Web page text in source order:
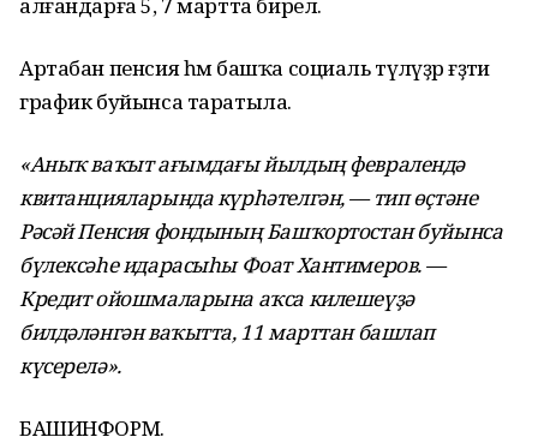
Артабан пенсия һәм башҡа социаль түләүҙәр ғәҙәти
график буйынса таратыла.
«Аныҡ ваҡыт ағымдағы йылдың февралендә
квитанцияларында күрһәтелгән, — тип өҫтәне
Рәсәй Пенсия фондының Башҡортостан буйынса
бүлексәһе идарасыһы Фоат Хантимеров. —
Кредит ойошмаларына аҡса килешеүҙә
билдәләнгән ваҡытта, 11 марттан башлап
күсерелә».
БАШИНФОРМ.